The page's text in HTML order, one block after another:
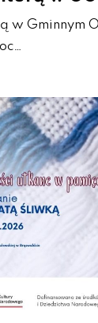
w Gminnym